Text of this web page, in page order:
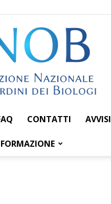
Federazione
CONTATTI AVVISI
FORMAZIONE